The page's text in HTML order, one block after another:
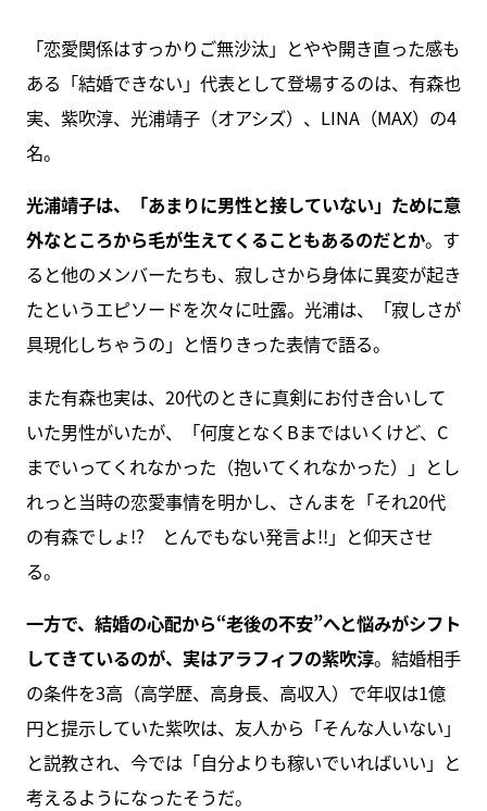
「恋愛関係はすっかりご無沙汰」とやや開き直った感も
ある「結婚できない」代表として登場するのは、有森也
実、紫吹淳、光浦靖子（オアシズ）、LINA（MAX）の4
名。
光浦靖子は、「あまりに男性と接していない」ために意
外なところから毛が生えてくることもあるのだとか。す
ると他のメンバーたちも、寂しさから身体に異変が起き
たというエピソードを次々に吐露。光浦は、「寂しさが
具現化しちゃうの」と悟りきった表情で語る。
また有森也実は、20代のときに真剣にお付き合いして
いた男性がいたが、「何度となくBまではいくけど、C
までいってくれなかった（抱いてくれなかった）」とし
れっと当時の恋愛事情を明かし、さんまを「それ20代
の有森でしょ!? とんでもない発言よ!!」と仰天させ
る。
一方で、結婚の心配から“老後の不安”へと悩みがシフト
してきているのが、実はアラフィフの紫吹淳。結婚相手
の条件を3高（高学歴、高身長、高収入）で年収は1億
円と提示していた紫吹は、友人から「そんな人いない」
と説教され、今では「自分よりも稼いでいればいい」と
考えるようになったそうだ。